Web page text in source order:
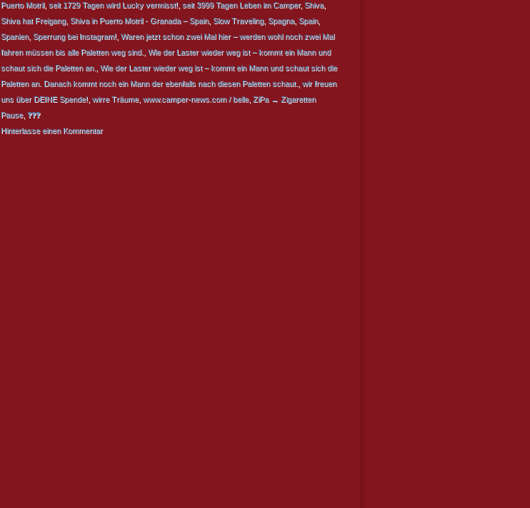
Puerto Motril, seit 1729 Tagen wird Lucky vermisst! seit 3999 Tagen Leben im Camper, Shiva,
Shiva hat Freigang, Shiva in Puerto Motril - Granada – Spain, Slow Traveling, Spagna, Spain,
Spanien, Sperrung bei Instagram! Waren jetzt schon zwei Mal hier – werden wohl noch zwei Mal
fahren müssen bis alle Paletten weg sind.
Wie der Laster wieder weg ist – kommt ein Mann und
schaut sich die Paletten an.
Wie der Laster wieder weg ist – kommt ein Mann und schaut sich die
Paletten an. Danach kommt noch ein Mann der ebenfalls nach diesen Paletten schaut.
wir freuen
uns über DEINE Spende! wirre Träume, www.camper-news.com / belle, ZiPa → Zigaretten
Pause, ❓❓❓
Hinterlasse einen Kommentar